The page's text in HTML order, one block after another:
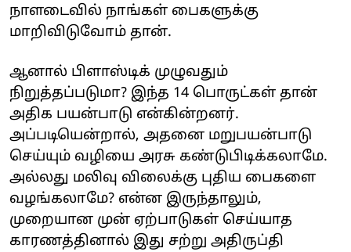
நாளடைவில் நாங்கள் பைகளுக்கு
மாறிவிடுவோம் தான்.
ஆனால் பிளாஸ்டிக் முழுவதும்
நிறுத்தப்படுமா? இந்த 14 பொருட்கள் தான்
அதிக பயன்பாடு என்கின்றனர்.
அப்படியென்றால், அதனை மறுபயன்பாடு
செய்யும் வழியை அரசு கண்டுபிடிக்கலாமே.
அல்லது மலிவு விலைக்கு புதிய பைகளை
வழங்கலாமே? என்ன இருந்தாலும்,
முறையான முன் ஏற்பாடுகள் செய்யாத
காரணத்தினால் இது சற்று அதிருப்தி